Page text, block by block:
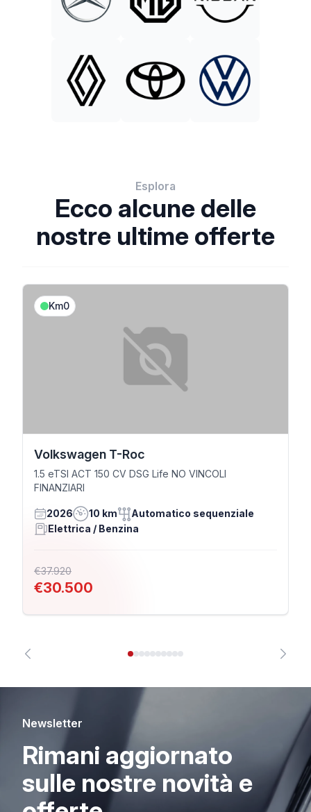
Esplora
Ecco alcune delle
nostre ultime offerte
Km0
Volkswagen T-Roc
1.5 eTSI ACT 150 CV DSG Life NO VINCOLI
FINANZIARI
2026 10 km
Automatico sequenziale
Elettrica / Benzina
€37.920
€30.500
Newsletter
Rimani aggiornato
sulle nostre novità e